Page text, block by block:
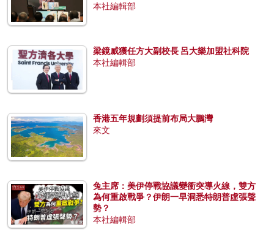
本社編輯部
梁鏡威獲任方大副校長 呂大樂加盟社科院
本社編輯部
香港五年規劃須提前布局大鵬灣
來文
兔主席：美伊停戰協議變衝突導火線，雙方
為何重啟戰爭？伊朗一早洞悉特朗普虛張聲
勢？
本社編輯部